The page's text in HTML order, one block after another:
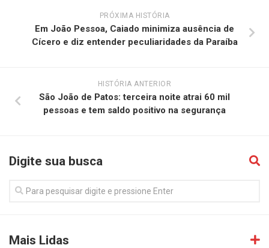
PRÓXIMA HISTÓRIA
Em João Pessoa, Caiado minimiza ausência de
Cícero e diz entender peculiaridades da Paraíba
HISTÓRIA ANTERIOR
São João de Patos: terceira noite atrai 60 mil
pessoas e tem saldo positivo na segurança
Digite sua busca
Mais Lidas